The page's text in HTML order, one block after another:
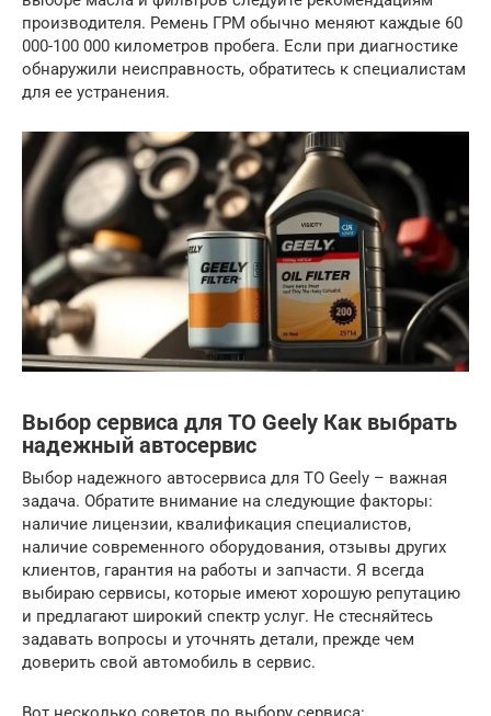
производителя. Ремень ГРМ обычно меняют каждые 60
000-100 000 километров пробега. Если при диагностике
обнаружили неисправность, обратитесь к специалистам
для ее устранения.
Выбор сервиса для ТО Geely Как выбрать
надежный автосервис
Выбор надежного автосервиса для ТО Geely – важная
задача. Обратите внимание на следующие факторы:
наличие лицензии, квалификация специалистов,
наличие современного оборудования, отзывы других
клиентов, гарантия на работы и запчасти. Я всегда
выбираю сервисы, которые имеют хорошую репутацию
и предлагают широкий спектр услуг. Не стесняйтесь
задавать вопросы и уточнять детали, прежде чем
доверить свой автомобиль в сервис.